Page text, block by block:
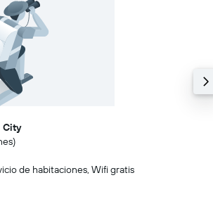
City
de habitaciones, Wifi gratis